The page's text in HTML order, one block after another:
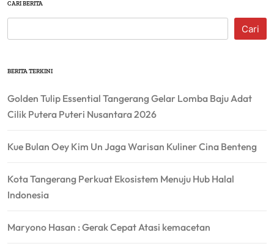
CARI BERITA
Cari
BERITA TERKINI
Golden Tulip Essential Tangerang Gelar Lomba Baju Adat
Cilik Putera Puteri Nusantara 2026
Kue Bulan Oey Kim Un Jaga Warisan Kuliner Cina Benteng
Kota Tangerang Perkuat Ekosistem Menuju Hub Halal
Indonesia
Maryono Hasan : Gerak Cepat Atasi kemacetan